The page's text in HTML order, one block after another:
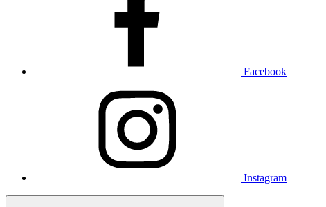
Facebook
Instagram